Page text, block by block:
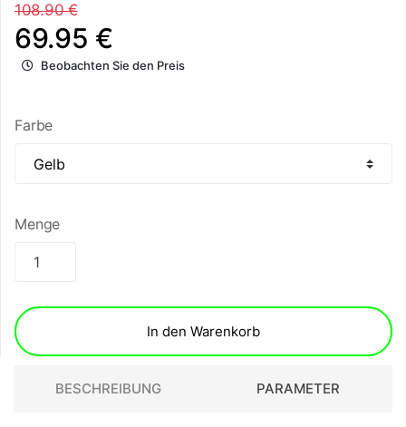
108.90 €
69.95 €
Beobachten Sie den Preis
Farbe
Menge
In den Warenkorb
BESCHREIBUNG PARAMETER